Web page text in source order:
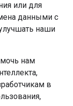
или для
данными с
наши
нам
в